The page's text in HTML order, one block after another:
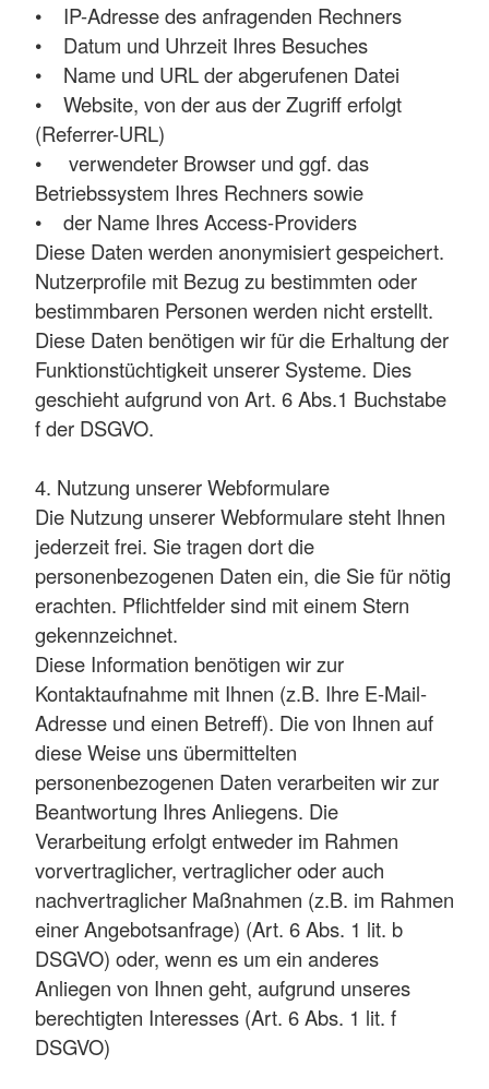
• IP-Adresse des anfragenden Rechners
• Datum und Uhrzeit Ihres Besuches
• Name und URL der abgerufenen Datei
• Website, von der aus der Zugriff erfolgt
(Referrer-URL)
• verwendeter Browser und ggf. das
Betriebssystem Ihres Rechners sowie
• der Name Ihres Access-Providers
Diese Daten werden anonymisiert gespeichert.
Nutzerprofile mit Bezug zu bestimmten oder
bestimmbaren Personen werden nicht erstellt.
Diese Daten benötigen wir für die Erhaltung der
Funktionstüchtigkeit unserer Systeme. Dies
geschieht aufgrund von Art. 6 Abs.1 Buchstabe
f der DSGVO.
4. Nutzung unserer Webformulare
Die Nutzung unserer Webformulare steht Ihnen
jederzeit frei. Sie tragen dort die
personenbezogenen Daten ein, die Sie für nötig
erachten. Pflichtfelder sind mit einem Stern
gekennzeichnet.
Diese Information benötigen wir zur
Kontaktaufnahme mit Ihnen (z.B. Ihre E-Mail-
Adresse und einen Betreff). Die von Ihnen auf
diese Weise uns übermittelten
personenbezogenen Daten verarbeiten wir zur
Beantwortung Ihres Anliegens. Die
Verarbeitung erfolgt entweder im Rahmen
vorvertraglicher, vertraglicher oder auch
nachvertraglicher Maßnahmen (z.B. im Rahmen
einer Angebotsanfrage) (Art. 6 Abs. 1 lit. b
DSGVO) oder, wenn es um ein anderes
Anliegen von Ihnen geht, aufgrund unseres
berechtigten Interesses (Art. 6 Abs. 1 lit. f
DSGVO)